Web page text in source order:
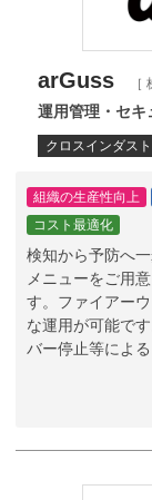
arGuss
運用管理・セキ
クロスインダス
組織の生産性向上
コスト最適化
検知から予防へ
メニューをご用
す。ファイアー
な運用が可能で
バー停止等によ